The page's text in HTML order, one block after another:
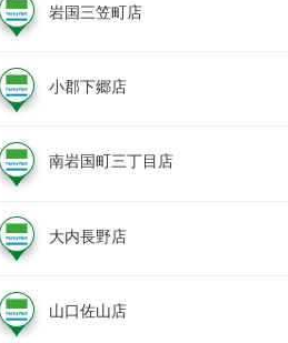
岩国三笠町店
小郡下郷店
南岩国町三丁目店
大内長野店
山口佐山店